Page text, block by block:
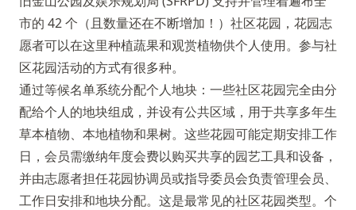
市的 42 个（且数量还在不断增加！）社区花园，花园志
愿者可以在这里种植蔬果和观赏植物供个人使用。参与社
区花园活动的方式有很多种。
通过等候名单系统分配个人地块：一些社区花园完全由分
配给个人的地块组成，并设有公共区域，用于共享多年生
草本植物、本地植物和果树。这些花园可能定期安排工作
日，会员需缴纳年度会费以购买共享的园艺工具和设备，
并由志愿者担任花园协调员或指导委员会负责管理会员、
工作日安排和地块分配。这是最常见的社区花园类型。个